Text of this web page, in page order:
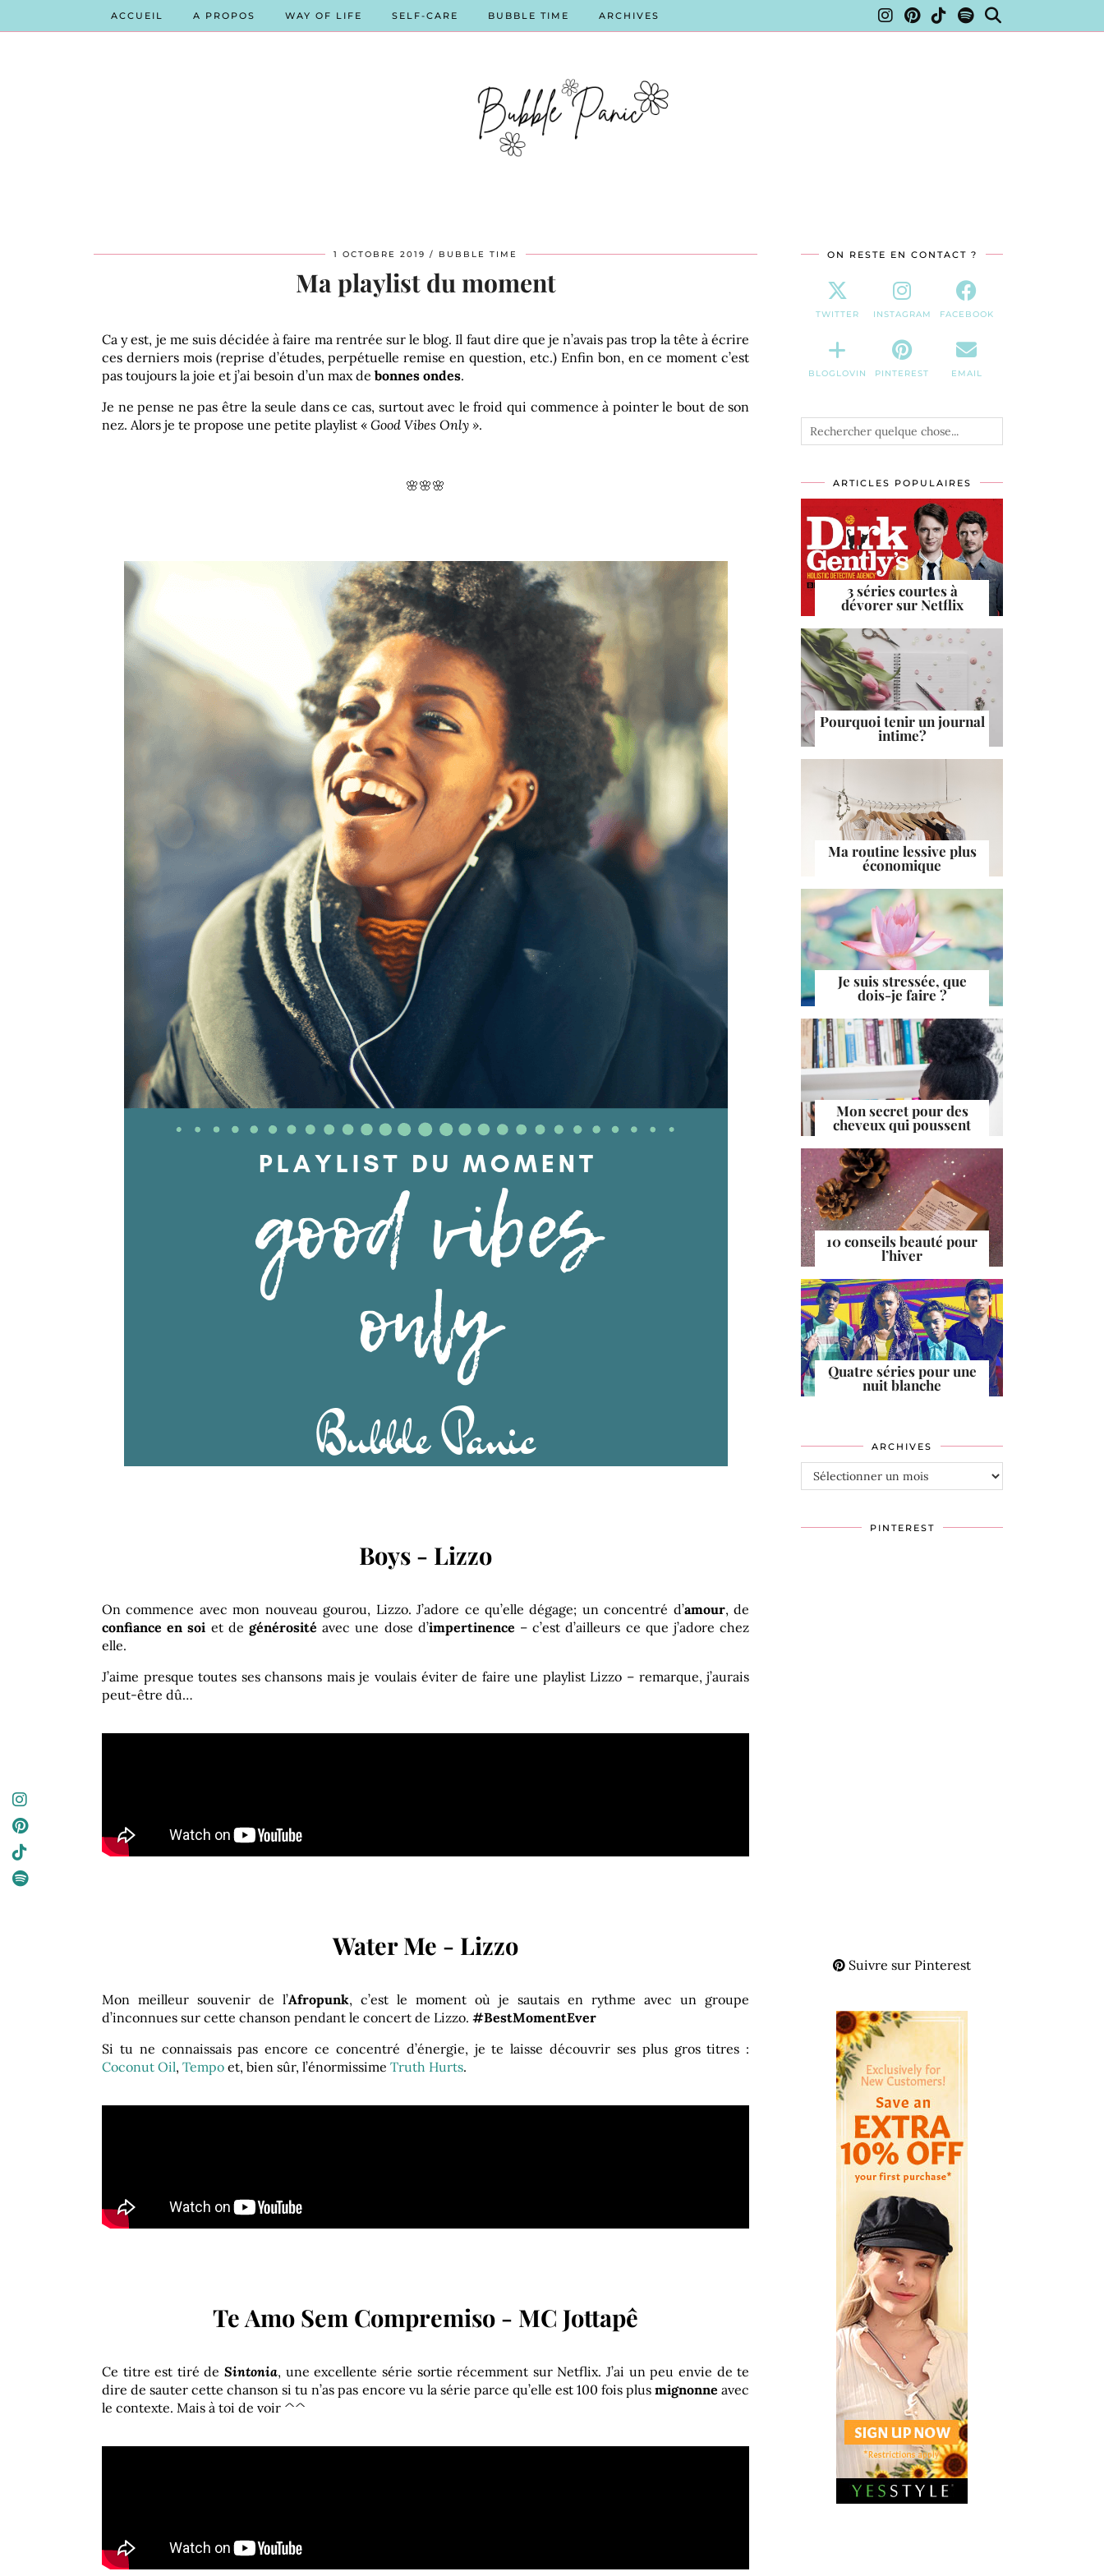
ACCUEIL A PROPOS WAY OF LIFE SELF-CARE BUBBLE TIME ARCHIVES
1 OCTOBRE 2019 BUBBLE TIME
Ma playlist du moment
Ca y est, je me suis décidée à faire ma rentrée sur le blog. Il faut dire que je n’avais pas trop la tête à écrire
ces derniers mois (reprise d’études, perpétuelle remise en question, etc.) Enfin bon, en ce moment c’est
pas toujours la joie et j’ai besoin d’un max de bonnes ondes.
Je ne pense ne pas être la seule dans ce cas, surtout avec le froid qui commence à pointer le bout de son
nez. Alors je te propose une petite playlist « Good Vibes Only ».
🌸🌸🌸
Boys - Lizzo
On commence avec mon nouveau gourou, Lizzo. J’adore ce qu’elle dégage; un concentré d’amour, de
confiance en soi et degénérosité avec une dose d’impertinence – c’est d’ailleurs ce que j’adore chez
elle.
J’aime presque toutes ses chansons mais je voulais éviter de faire une playlist Lizzo – remarque, j’aurais
peut-être dû…
Water Me - Lizzo
Mon meilleur souvenir de l’Afropunk, c’est le moment où je sautais en rythme avec un groupe
d’inconnues sur cette chanson pendant le concert de Lizzo. #BestMomentEver
Si tu ne connaissais pas encore ce concentré d’énergie, je te laisse découvrir ses plus gros titres :
Coconut Oil, Tempo et, bien sûr, l’énormissime Truth Hurts.
Te Amo Sem Compremiso - MC Jottapê
Ce titre est tiré de Sintonia, une excellente série sortie récemment sur Netflix. J’ai un peu envie de te
dire de sauter cette chanson si tu n’as pas encore vu la série parce qu’elle est 100 fois plusmignonne avec
le contexte. Mais à toi de voir ^^
ON RESTE EN CONTACT ?
TWITTER INSTAGRAM FACEBOOK
BLOGLOVIN PINTEREST EMAIL
ARTICLES POPULAIRES
3 séries courtes à
dévorer sur Netflix
Pourquoi tenir un journal
intime?
Ma routine lessive plus
économique
Je suis stressée, que
dois-je faire ?
Mon secret pour des
cheveux qui poussent
10 conseils beauté pour
l’hiver
Quatre séries pour une
nuit blanche
ARCHIVES
PINTEREST
Suivre sur Pinterest